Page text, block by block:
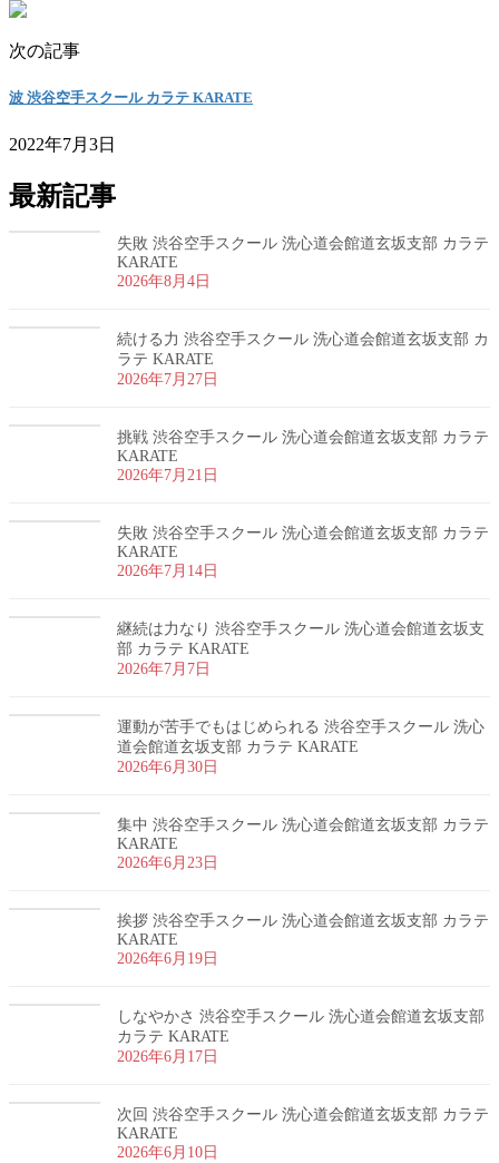
次の記事
波 渋谷空手スクール カラテ KARATE
2022年7月3日
最新記事
失敗 渋谷空手スクール 洗心道会館道玄坂支部 カラテ
KARATE
2026年8月4日
続ける力 渋谷空手スクール 洗心道会館道玄坂支部 カ
ラテ KARATE
2026年7月27日
挑戦 渋谷空手スクール 洗心道会館道玄坂支部 カラテ
KARATE
2026年7月21日
失敗 渋谷空手スクール 洗心道会館道玄坂支部 カラテ
KARATE
2026年7月14日
継続は力なり 渋谷空手スクール 洗心道会館道玄坂支
部 カラテ KARATE
2026年7月7日
運動が苦手でもはじめられる 渋谷空手スクール 洗心
道会館道玄坂支部 カラテ KARATE
2026年6月30日
集中 渋谷空手スクール 洗心道会館道玄坂支部 カラテ
KARATE
2026年6月23日
挨拶 渋谷空手スクール 洗心道会館道玄坂支部 カラテ
KARATE
2026年6月19日
しなやかさ 渋谷空手スクール 洗心道会館道玄坂支部
カラテ KARATE
2026年6月17日
次回 渋谷空手スクール 洗心道会館道玄坂支部 カラテ
KARATE
2026年6月10日